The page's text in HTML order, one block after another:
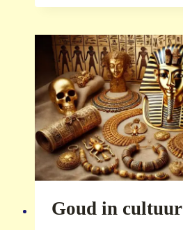
SIERADEN
Goud in cultuur